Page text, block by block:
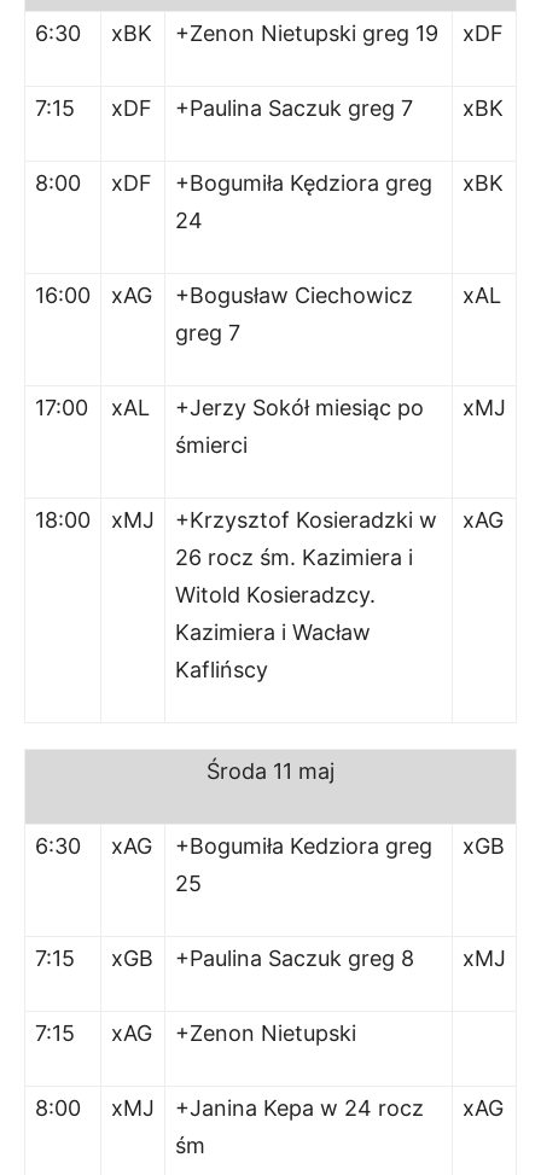
6:30 xBK +Zenon Nietupski greg 19 xDF
7:15 xDF +Paulina Saczuk greg 7 xBK
8:00 xDF
+Bogumiła Kędziora greg
24
xBK
16:00 xAG
+Bogusław Ciechowicz
greg 7
xAL
17:00 xAL
+Jerzy Sokół miesiąc po
śmierci
xMJ
18:00 xMJ
+Krzysztof Kosieradzki w
26 rocz śm. Kazimiera i
Witold Kosieradzcy.
Kazimiera i Wacław
Kaflińscy
xAG
Środa 11 maj
6:30 xAG
+Bogumiła Kedziora greg
25
xGB
7:15 xGB +Paulina Saczuk greg 8 xMJ
7:15 xAG +Zenon Nietupski
8:00 xMJ
+Janina Kepa w 24 rocz
śm
xAG